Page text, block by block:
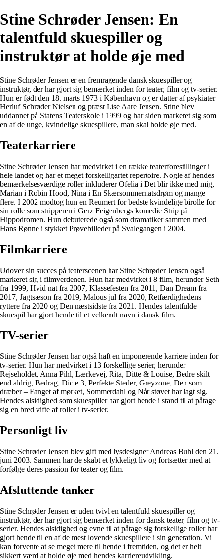
Stine Schrøder Jensen: En
talentfuld skuespiller og
instruktør at holde øje med
Stine Schrøder Jensen er en fremragende dansk skuespiller og
instruktør, der har gjort sig bemærket inden for teater, film og tv-serier.
Hun er født den 18. marts 1973 i København og er datter af psykiater
Herluf Schrøder Nielsen og præst Lise Aare Jensen. Stine blev
uddannet på Statens Teaterskole i 1999 og har siden markeret sig som
en af de unge, kvindelige skuespillere, man skal holde øje med.
Teaterkarriere
Stine Schrøder Jensen har medvirket i en række teaterforestillinger i
hele landet og har et meget forskelligartet repertoire. Nogle af hendes
bemærkelsesværdige roller inkluderer Ofelia i Det blir ikke med mig,
Marian i Robin Hood, Nina i En Skærsommernatsdrøm og mange
flere. I 2002 modtog hun en Reumert for bedste kvindelige birolle for
sin rolle som stripperen i Gerz Feigenbergs komedie Strip på
Hippodromen. Hun debuterede også som dramatiker sammen med
Hans Rønne i stykket Prøvebilleder på Svalegangen i 2004.
Filmkarriere
Udover sin succes på teaterscenen har Stine Schrøder Jensen også
markeret sig i filmverdenen. Hun har medvirket i 8 film, herunder Seth
fra 1999, Hvid nat fra 2007, Klassefesten fra 2011, Dan Dream fra
2017, Jagtsæson fra 2019, Malous jul fra 2020, Retfærdighedens
ryttere fra 2020 og Den næstsidste fra 2021. Hendes talentfulde
skuespil har gjort hende til et velkendt navn i dansk film.
TV-serier
Stine Schrøder Jensen har også haft en imponerende karriere inden for
tv-serier. Hun har medvirket i 13 forskellige serier, herunder
Rejseholdet, Anna Pihl, Lærkevej, Rita, Ditte & Louise, Bedre skilt
end aldrig, Bedrag, Dicte 3, Perfekte Steder, Greyzone, Den som
dræber – Fanget af mørket, Sommerdahl og Når støvet har lagt sig.
Hendes alsidighed som skuespiller har gjort hende i stand til at påtage
sig en bred vifte af roller i tv-serier.
Personligt liv
Stine Schrøder Jensen blev gift med lysdesigner Andreas Buhl den 21.
juni 2003. Sammen har de skabt et lykkeligt liv og fortsætter med at
forfølge deres passion for teater og film.
Afsluttende tanker
Stine Schrøder Jensen er uden tvivl en talentfuld skuespiller og
instruktør, der har gjort sig bemærket inden for dansk teater, film og tv-
serier. Hendes alsidighed og evne til at påtage sig forskellige roller har
gjort hende til en af de mest lovende skuespillere i sin generation. Vi
kan forvente at se meget mere til hende i fremtiden, og det er helt
sikkert værd at holde øje med hendes karriereudvikling.